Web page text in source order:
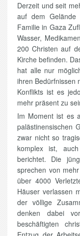
Derzeit und seit
auf dem Gelände
Familie in Gaza
Wasser,
200 Christen auf
Kirche befinden.
hat alle nur
ihren Bedürfnissen
Konflikts ist es
mehr präsent zu
Im Moment ist es
palästinensischen
zwar nicht so
komplex ist,
berichtet. Die
sprechen von
über 4000
Häuser verlassen
der völlige
denken dabei
beschäftigten